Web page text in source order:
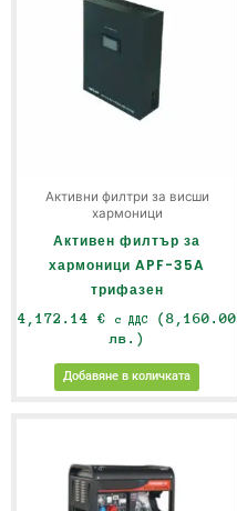
Активни филтри за висши
хармоници
Активен филтър за
хармоници APF-35A
трифазен
4,172.14 € с ДДС
(8,160.00
лв.)
Добавяне в количката